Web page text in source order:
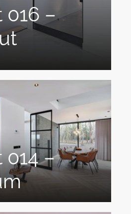
016 –
Taatsdeur Met
Ontdek de ultieme
014 –
Pui En Taatsdeur Met
Ontdek...